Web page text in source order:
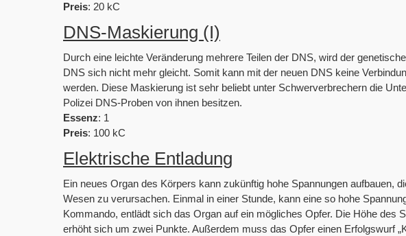
Preis: 20 kC
DNS-Maskierung (I)
Durch eine leichte Veränderung mehrere Teilen der DNS, wird der
DNS sich nicht mehr gleicht. Somit kann mit der neuen DNS keine
werden. Diese Maskierung ist sehr beliebt unter Schwerverbrechern die
Polizei DNS-Proben von ihnen besitzen.
Essenz: 1
Preis: 100 kC
Elektrische Entladung
Ein neues Organ des Körpers kann zukünftig hohe Spannungen aufbauen,
Wesen zu verursachen. Einmal in einer Stunde, kann eine so hohe
Kommando, entlädt sich das Organ auf ein mögliches Opfer. Die Höhe des
erhöht sich um zwei Punkte. Außerdem muss das Opfer einen Erfolgswurf